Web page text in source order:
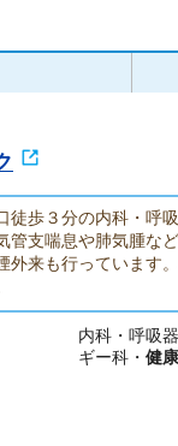
徒歩３分の内科・呼
管支喘息や肺気腫な
外来も行っています
内科・呼吸
ギー科・健